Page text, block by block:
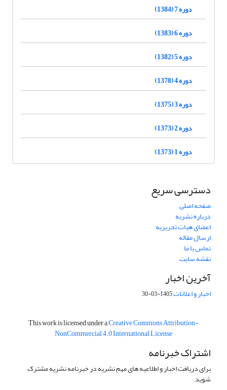
دوره 7 (1384)
دوره 6 (1383)
دوره 5 (1382)
دوره 4 (1378)
دوره 3 (1375)
دوره 2 (1373)
دوره 1 (1373)
دسترسی سریع
صفحه اصلی
درباره نشریه
اعضای هیات تحریریه
ارسال مقاله
تماس با ما
نقشه سایت
آخرین اخبار
اخبار و اعلانات1405-03-30
This work is licensed under aCreative Commons Attribution-
NonCommercial 4.0 International License
اشتراک خبرنامه
برای دریافت اخبار و اطلاعیه های مهم نشریه در خبرنامه نشریه مشترک
شوید.